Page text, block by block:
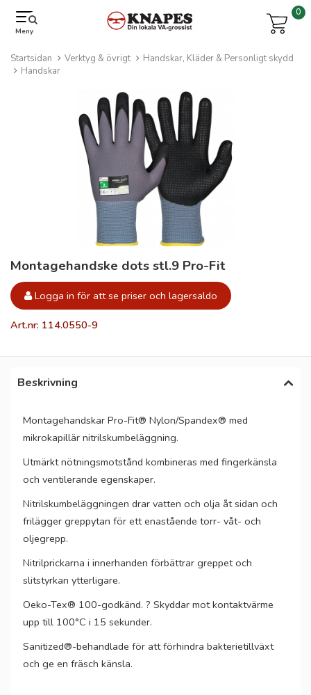
Meny
0
Startsidan Verktyg & övrigt
Handskar, Kläder & Personligt skydd
Handskar
Montagehandske dots stl.9 Pro-Fit
Logga in för att se priser och lagersaldo
Art.nr: 114.0550-9
Beskrivning
Montagehandskar Pro-Fit® Nylon/Spandex® med
mikrokapillär nitrilskumbeläggning.
Utmärkt nötningsmotstånd kombineras med fingerkänsla
och ventilerande egenskaper.
Nitrilskumbeläggningen drar vatten och olja åt sidan och
frilägger greppytan för ett enastående torr- våt- och
oljegrepp.
Nitrilprickarna i innerhanden förbättrar greppet och
slitstyrkan ytterligare.
Oeko-Tex® 100-godkänd. ? Skyddar mot kontaktvärme
upp till 100°C i 15 sekunder.
Sanitized®-behandlade för att förhindra bakterietillväxt
och ge en fräsch känsla.